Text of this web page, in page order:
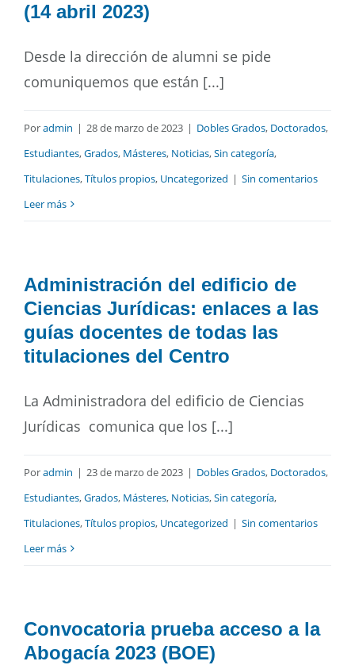
(14 abril 2023)
Desde la dirección de alumni se pide
comuniquemos que están [...]
Poradmin | 28 de marzo de 2023 | Dobles Grados, Doctorados,
Estudiantes,Grados, Másteres, Noticias,Sin categoría,
Titulaciones,Títulos propios, Uncategorized | Sin comentarios
Leer más
Administración del edificio de
Ciencias Jurídicas: enlaces a las
guías docentes de todas las
titulaciones del Centro
La Administradora del edificio de Ciencias
Jurídicas comunica que los [...]
Poradmin | 23 de marzo de 2023 | Dobles Grados, Doctorados,
Estudiantes,Grados, Másteres, Noticias,Sin categoría,
Titulaciones,Títulos propios, Uncategorized | Sin comentarios
Leer más
Convocatoria prueba acceso a la
Abogacía 2023 (BOE)